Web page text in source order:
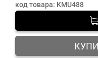
код товара: KMU488